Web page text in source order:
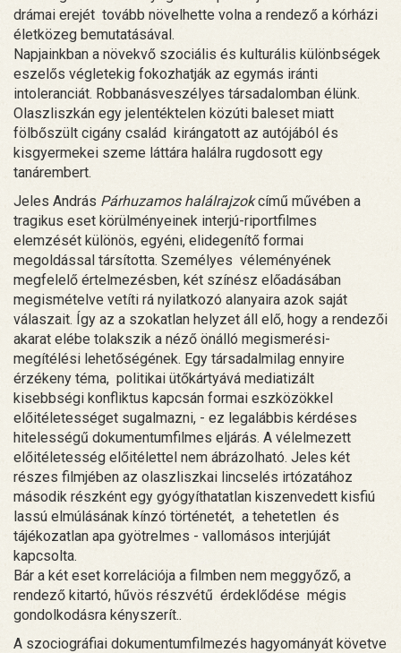
drámai erejét tovább növelhette volna a rendező a kórházi
életközeg bemutatásával.
Napjainkban a növekvő szociális és kulturális különbségek
eszelős végletekig fokozhatják az egymás iránti
intoleranciát. Robbanásveszélyes társadalomban élünk.
Olaszliszkán egy jelentéktelen közúti baleset miatt
fölbőszült cigány család kirángatott az autójából és
kisgyermekei szeme láttára halálra rugdosott egy
tanárembert.
Jeles András Párhuzamos halálrajzokcímű művében a
tragikus eset körülményeinek interjú-riportfilmes
elemzését különös, egyéni, elidegenítő formai
megoldással társította. Személyes véleményének
megfelelő értelmezésben, két színész előadásában
megismételve vetíti rá nyilatkozó alanyaira azok saját
válaszait. Így az a szokatlan helyzet áll elő, hogy a rendezői
akarat elébe tolakszik a néző önálló megismerési-
megítélési lehetőségének. Egy társadalmilag ennyire
érzékeny téma, politikai ütőkártyává mediatizált
kisebbségi konfliktus kapcsán formai eszközökkel
előitéletességet sugalmazni, - ez legalábbis kérdéses
hitelességű dokumentumfilmes eljárás. A vélelmezett
előitéletesség előitélettel nem ábrázolható. Jeles két
részes filmjében az olaszliszkai lincselés irtózatához
második részként egy gyógyíthatatlan kiszenvedett kisfiú
lassú elmúlásának kínzó történetét, a tehetetlen és
tájékozatlan apa gyötrelmes - vallomásos interjúját
kapcsolta.
Bár a két eset korrelációja a filmben nem meggyőző, a
rendező kitartó, hűvös részvétű érdeklődése mégis
gondolkodásra kényszerít..
A szociográfiai dokumentumfilmezés hagyományát követve